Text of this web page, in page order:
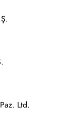
Ltd.